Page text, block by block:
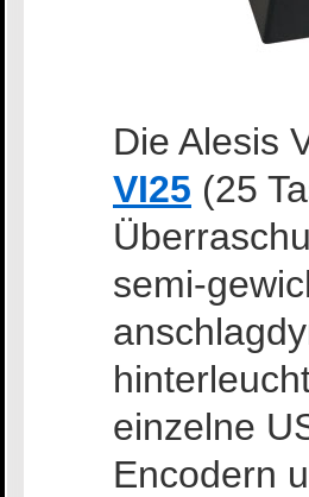
Die Alesis
VI25 (25
semi-
einzelne
Encodern